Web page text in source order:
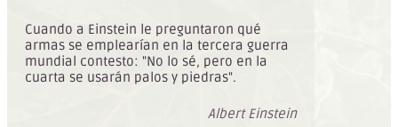
Cuando a Einstein le preguntaron qué
armas se emplearían en la tercera guerra
mundial contesto: "No lo sé, pero en la
cuarta se usarán palos y piedras".
Albert Einstein